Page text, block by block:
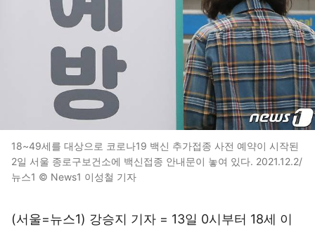
18~49세를 대상으로 코로나19 백신 추가접종 사전 예약이 시작된
2일 서울 종로구보건소에 백신접종 안내문이 놓여 있다. 2021.12.2/
뉴스1 © News1 이성철 기자
(서울=뉴스1) 강승지 기자 = 13일 0시부터 18세 이